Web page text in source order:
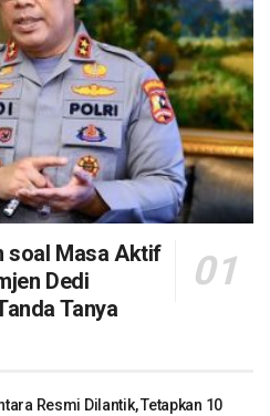
soal Masa Aktif
Dedi
Tanya
Resmi Dilantik, Tetapkan 10